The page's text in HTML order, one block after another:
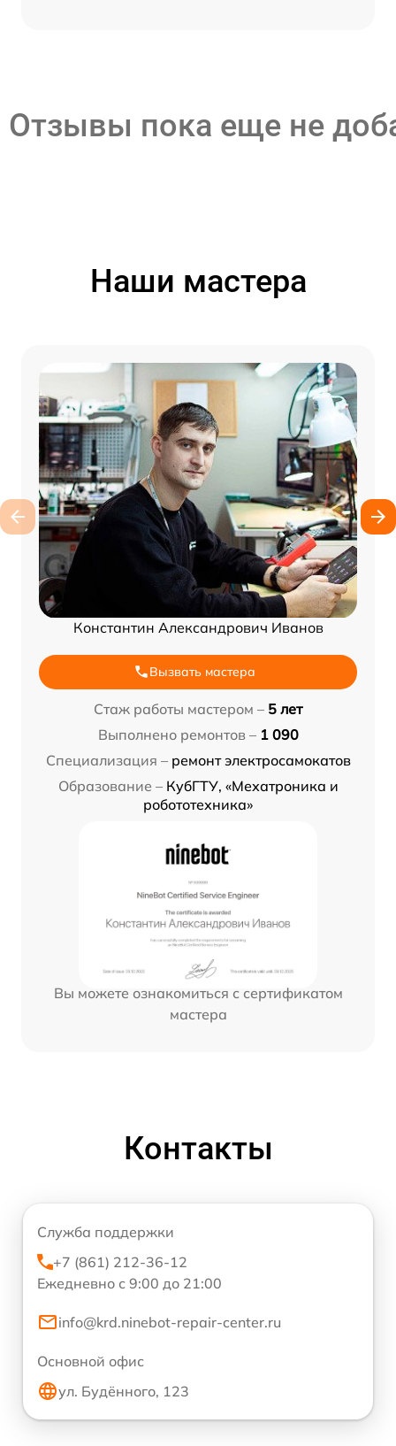
Отзывы пока еще не
Наши мастера
Константин Александрович Иванов
Вызвать мастера
Стаж работы мастером – 5 лет
Выполнено ремонтов – 1 090
Специализация – ремонт электросамокатов
Образование – КубГТУ, «Мехатроника и
робототехника»
Вы можете ознакомиться с сертификатом
мастера
Контакты
Служба поддержки
+7 (861) 212-36-12
Ежедневно с 9:00 до 21:00
info@krd.ninebot-repair-center.ru
Основной офис
ул. Будённого, 123